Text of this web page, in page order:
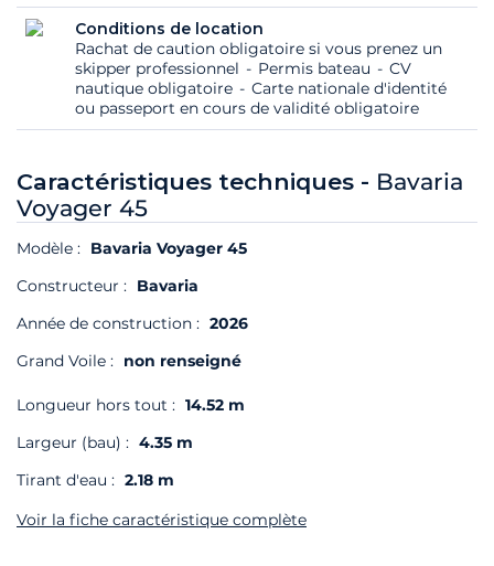
Conditions de location
Rachat de caution obligatoire si vous prenez un
skipper professionnel
Permis bateau
CV
nautique obligatoire
Carte nationale d'identité
ou passeport en cours de validité obligatoire
Caractéristiques techniques - Bavaria
Voyager 45
Modèle : Bavaria Voyager 45
Constructeur : Bavaria
Année de construction : 2026
Grand Voile : non renseigné
Longueur hors tout : 14.52 m
Largeur (bau) : 4.35 m
Tirant d'eau : 2.18 m
Voir la fiche caractéristique complète